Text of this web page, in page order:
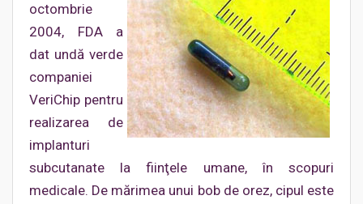
octombrie
2004, FDA a
dat undă verde
companiei
VeriChip pentru
realizarea de
implanturi
subcutanate la fiinţele umane, în scopuri
medicale. De mărimea unui bob de orez, cipul este